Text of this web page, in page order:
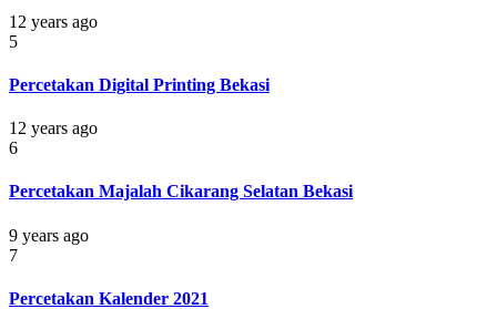
12 years ago
5
Percetakan Digital Printing Bekasi
12 years ago
6
Percetakan Majalah Cikarang Selatan Bekasi
9 years ago
7
Percetakan Kalender 2021